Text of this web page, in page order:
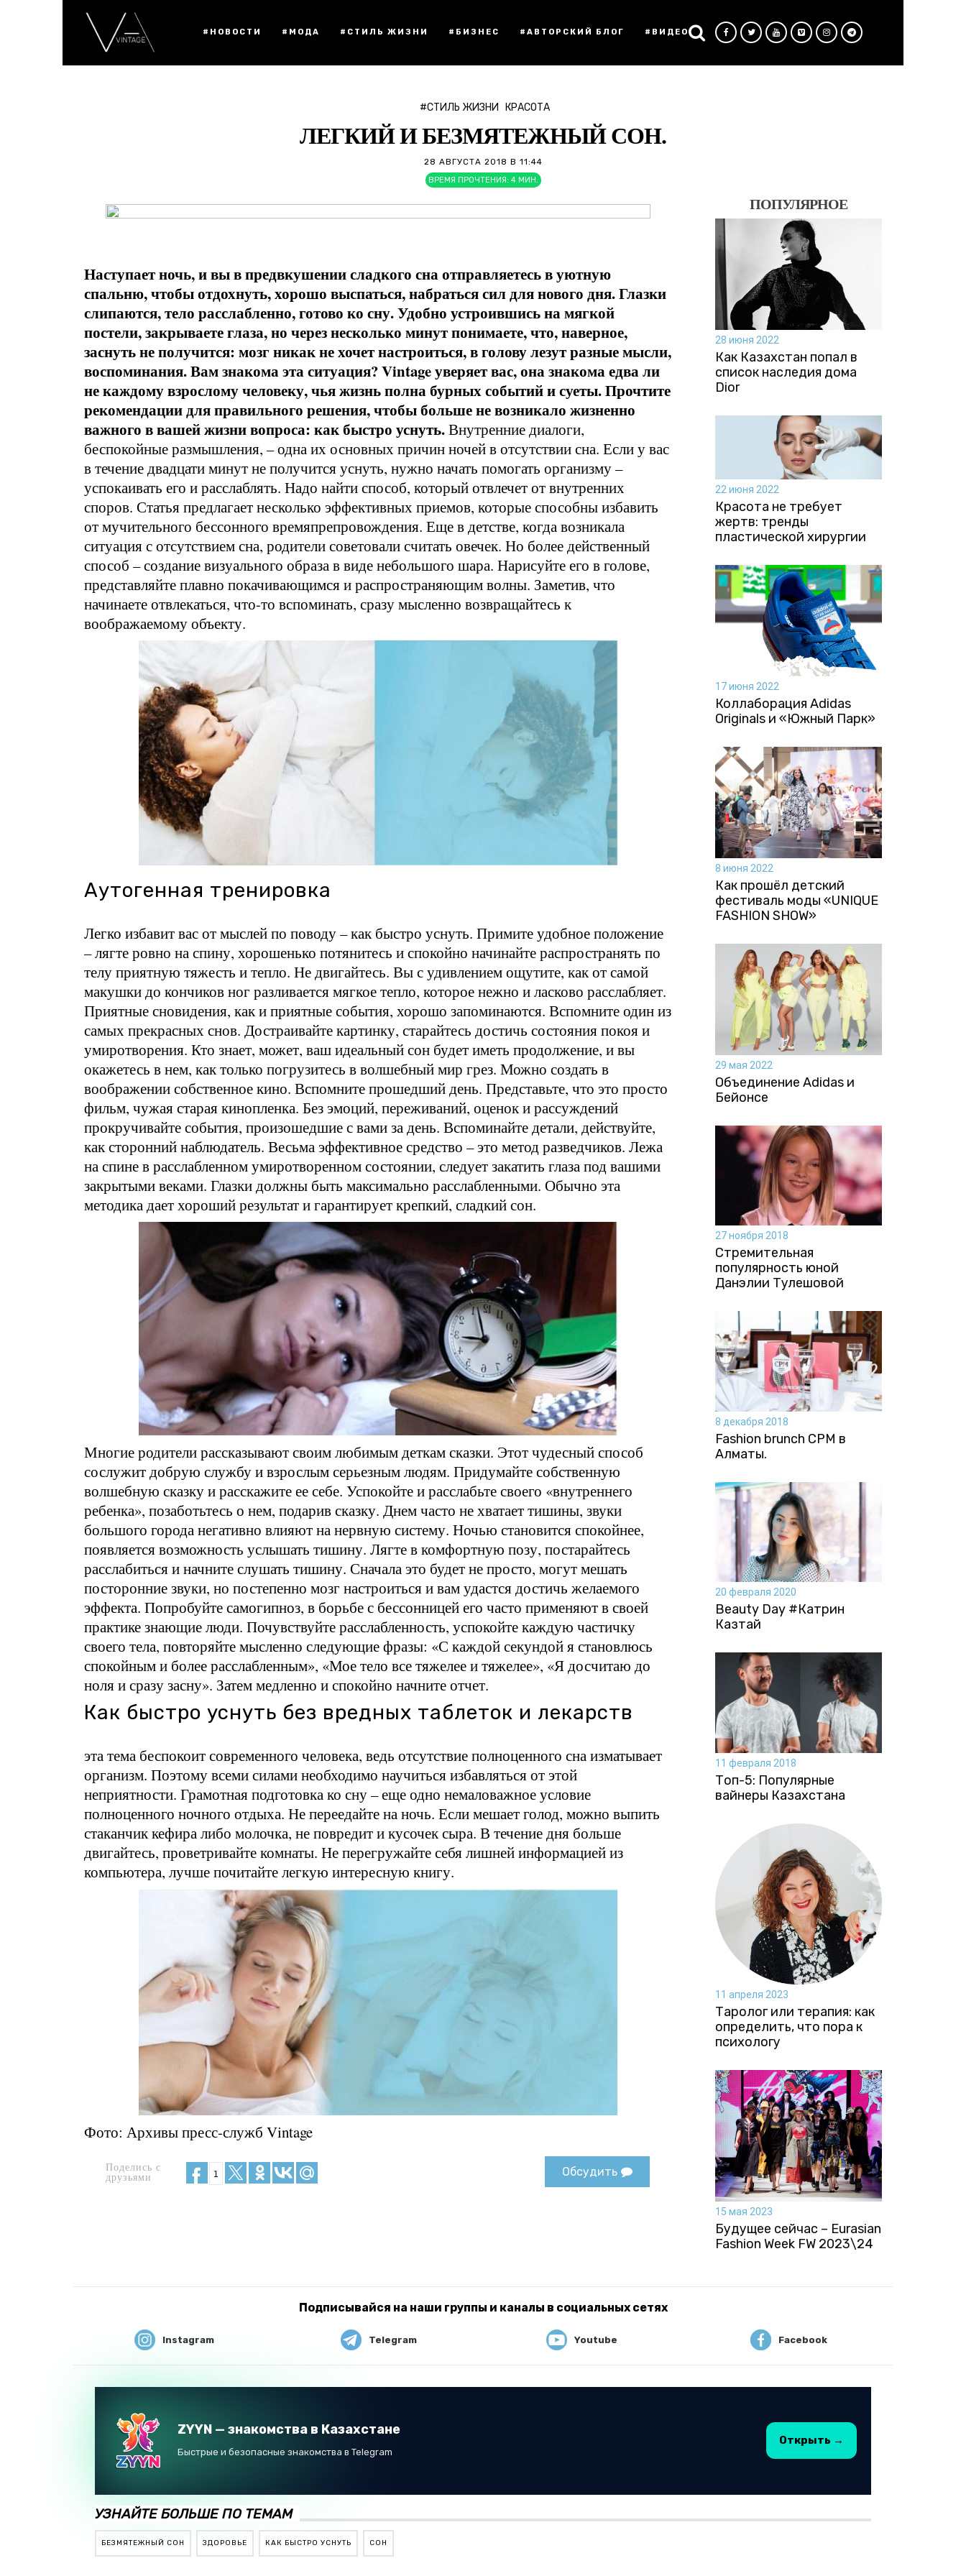
#НОВОСТИ #МОДА #СТИЛЬ ЖИЗНИ #БИЗНЕС #АВТОРСКИЙ БЛОГ #ВИДЕО
#СТИЛЬ ЖИЗНИ КРАСОТА
ЛЕГКИЙ И БЕЗМЯТЕЖНЫЙ СОН.
28 АВГУСТА 2018 В 11:44
ВРЕМЯ ПРОЧТЕНИЯ: 4 МИН.
Наступает ночь, и вы в предвкушении сладкого сна отправляетесь в уютную
спальню, чтобы отдохнуть, хорошо выспаться, набраться сил для нового дня. Глазки
слипаются, тело расслабленно, готово ко сну. Удобно устроившись на мягкой
постели, закрываете глаза, но через несколько минут понимаете, что, наверное,
заснуть не получится: мозг никак не хочет настроиться, в голову лезут разные мысли,
воспоминания. Вам знакома эта ситуация? Vintage уверяет вас, она знакома едва ли
не каждому взрослому человеку, чья жизнь полна бурных событий и суеты. Прочтите
рекомендации для правильного решения, чтобы больше не возникало жизненно
важного в вашей жизни вопроса: как быстро уснуть.Внутренние диалоги,
беспокойные размышления, – одна их основных причин ночей в отсутствии сна. Если у вас
в течение двадцати минут не получится уснуть, нужно начать помогать организму –
успокаивать его и расслаблять. Надо найти способ, который отвлечет от внутренних
споров. Статья предлагает несколько эффективных приемов, которые способны избавить
от мучительного бессонного времяпрепровождения. Еще в детстве, когда возникала
ситуация с отсутствием сна, родители советовали считать овечек. Но более действенный
способ – создание визуального образа в виде небольшого шара. Нарисуйте его в голове,
представляйте плавно покачивающимся и распространяющим волны. Заметив, что
начинаете отвлекаться, что-то вспоминать, сразу мысленно возвращайтесь к
воображаемому объекту.
Аутогенная тренировка
Легко избавит вас от мыслей по поводу – как быстро уснуть. Примите удобное положение
– лягте ровно на спину, хорошенько потянитесь и спокойно начинайте распространять по
телу приятную тяжесть и тепло. Не двигайтесь. Вы с удивлением ощутите, как от самой
макушки до кончиков ног разливается мягкое тепло, которое нежно и ласково расслабляет.
Приятные сновидения, как и приятные события, хорошо запоминаются. Вспомните один из
самых прекрасных снов. Достраивайте картинку, старайтесь достичь состояния покоя и
умиротворения. Кто знает, может, ваш идеальный сон будет иметь продолжение, и вы
окажетесь в нем, как только погрузитесь в волшебный мир грез. Можно создать в
воображении собственное кино. Вспомните прошедший день. Представьте, что это просто
фильм, чужая старая кинопленка. Без эмоций, переживаний, оценок и рассуждений
прокручивайте события, произошедшие с вами за день. Вспоминайте детали, действуйте,
как сторонний наблюдатель. Весьма эффективное средство – это метод разведчиков. Лежа
на спине в расслабленном умиротворенном состоянии, следует закатить глаза под вашими
закрытыми веками. Глазки должны быть максимально расслабленными. Обычно эта
методика дает хороший результат и гарантирует крепкий, сладкий сон.
Многие родители рассказывают своим любимым деткам сказки. Этот чудесный способ
сослужит добрую службу и взрослым серьезным людям. Придумайте собственную
волшебную сказку и расскажите ее себе. Успокойте и расслабьте своего «внутреннего
ребенка», позаботьтесь о нем, подарив сказку. Днем часто не хватает тишины, звуки
большого города негативно влияют на нервную систему. Ночью становится спокойнее,
появляется возможность услышать тишину. Лягте в комфортную позу, постарайтесь
расслабиться и начните слушать тишину. Сначала это будет не просто, могут мешать
посторонние звуки, но постепенно мозг настроиться и вам удастся достичь желаемого
эффекта. Попробуйте самогипноз, в борьбе с бессонницей его часто применяют в своей
практике знающие люди. Почувствуйте расслабленность, успокойте каждую частичку
своего тела, повторяйте мысленно следующие фразы: «С каждой секундой я становлюсь
спокойным и более расслабленным», «Мое тело все тяжелее и тяжелее», «Я досчитаю до
ноля и сразу засну». Затем медленно и спокойно начните отчет.
Как быстро уснуть без вредных таблеток и лекарств
эта тема беспокоит современного человека, ведь отсутствие полноценного сна изматывает
организм. Поэтому всеми силами необходимо научиться избавляться от этой
неприятности. Грамотная подготовка ко сну – еще одно немаловажное условие
полноценного ночного отдыха. Не переедайте на ночь. Если мешает голод, можно выпить
стаканчик кефира либо молочка, не повредит и кусочек сыра. В течение дня больше
двигайтесь, проветривайте комнаты. Не перегружайте себя лишней информацией из
компьютера, лучше почитайте легкую интересную книгу.
Фото: Архивы пресс-служб Vintage
Поделись с
друзьями
1 Обсудить
ПОПУЛЯРНОЕ
28 июня 2022
Как Казахстан попал в
список наследия дома
Dior
22 июня 2022
Красота не требует
жертв: тренды
пластической хирургии
17 июня 2022
Коллаборация Аdidas
Originals и «Южный Парк»
8 июня 2022
Как прошёл детский
фестиваль моды «UNIQUE
FASHION SHOW»
29 мая 2022
Объединение Adidas и
Бейонсе
27 ноября 2018
Стремительная
популярность юной
Данэлии Тулешовой
8 декабря 2018
Fashion brunch CPM в
Алматы.
20 февраля 2020
Beauty Day #Катрин
Казтай
11 февраля 2018
Топ-5: Популярные
вайнеры Казахстана
11 апреля 2023
Таролог или терапия: как
определить, что пора к
психологу
15 мая 2023
Будущее сейчас – Eurasian
Fashion Week FW 2023\24
Подписывайся на наши группы и каналы в социальных сетях
Instagram Telegram Youtube Facebook
ZYYN — знакомства в Казахстане
Быстрые и безопасные знакомства в Telegram
Открыть →
УЗНАЙТЕ БОЛЬШЕ ПО ТЕМАМ
БЕЗМЯТЕЖНЫЙ СОН ЗДОРОВЬЕ КАК БЫСТРО УСНУТЬ СОН